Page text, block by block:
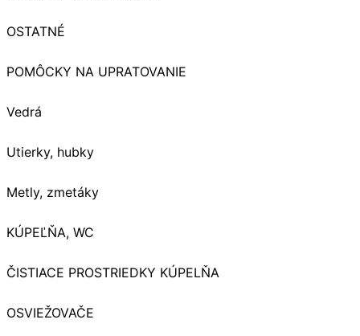
OSTATNÉ
POMÔCKY NA UPRATOVANIE
Vedrá
Utierky, hubky
Metly, zmetáky
KÚPEĽŇA, WC
ČISTIACE PROSTRIEDKY KÚPELŇA
OSVIEŽOVAČE